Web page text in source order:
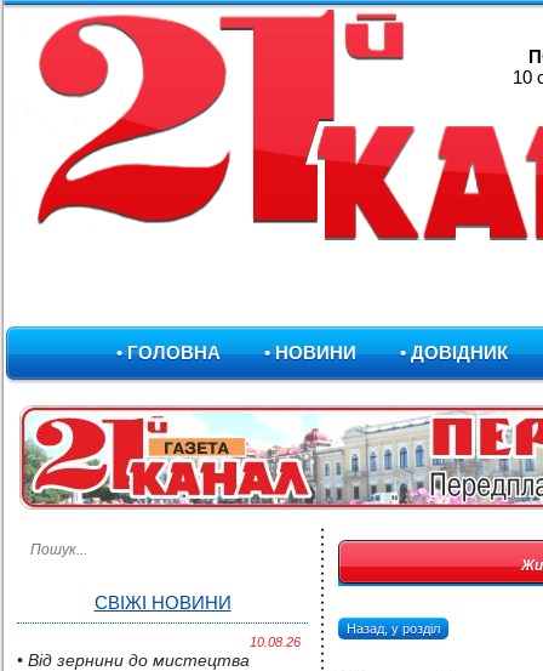
10
• ГОЛОВНА • НОВИНИ • ДОВІДНИК
СВІЖІ НОВИНИ
10.08.26
• Від зернини до мистецтва
Назад, у розділ